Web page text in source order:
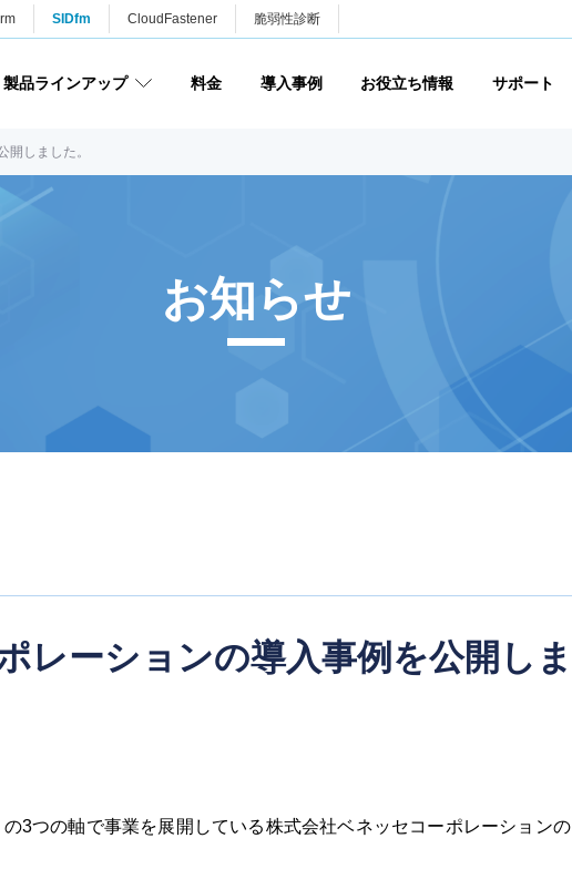
SIDfm CloudFastener 脆弱性診断
製品ラインアップ 料金 導入事例 お役立ち情報 サポート
しました。
お知らせ
レーションの導入事例を公開しま
3つの軸で事業を展開している株式会社ベネッセコーポレーションの